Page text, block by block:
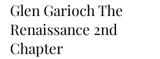
Glen Garioch The
Renaissance 2nd
Chapter